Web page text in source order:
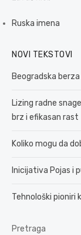
Ruska imena
NOVI TEKSTOVI
Beogradska
Lizing radne
brz i efikasan rast
Koliko mogu da
Inicijativa Pojas i
Tehnološki pioniri
Pretraga